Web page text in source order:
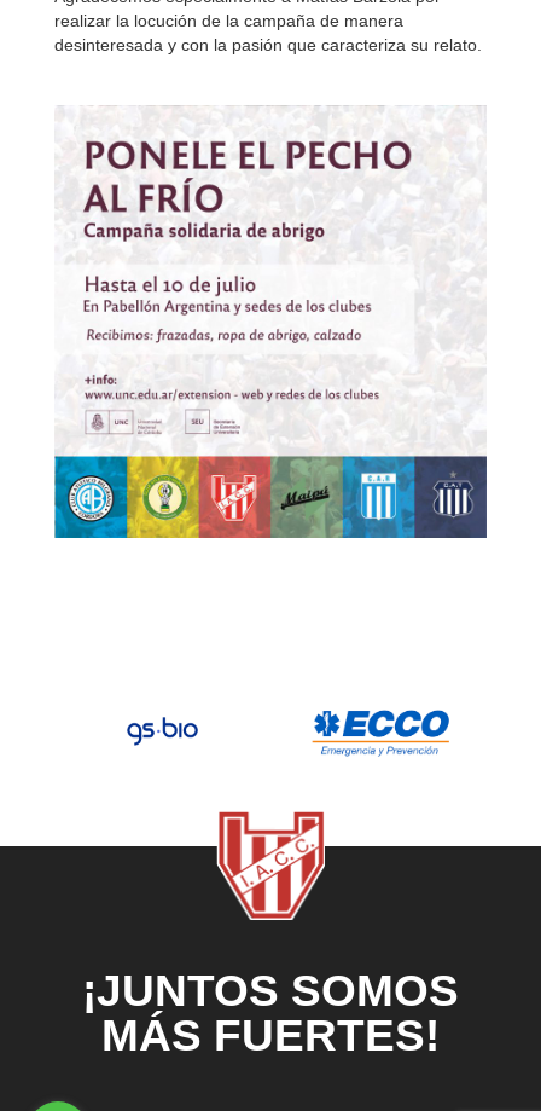
realizar la locución de la campaña de manera
desinteresada y con la pasión que caracteriza su relato.
¡JUNTOS SOMOS
MÁS FUERTES!